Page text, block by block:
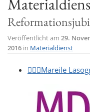
Veröffentlicht am 29.
2016 in Materialdienst
Mareile